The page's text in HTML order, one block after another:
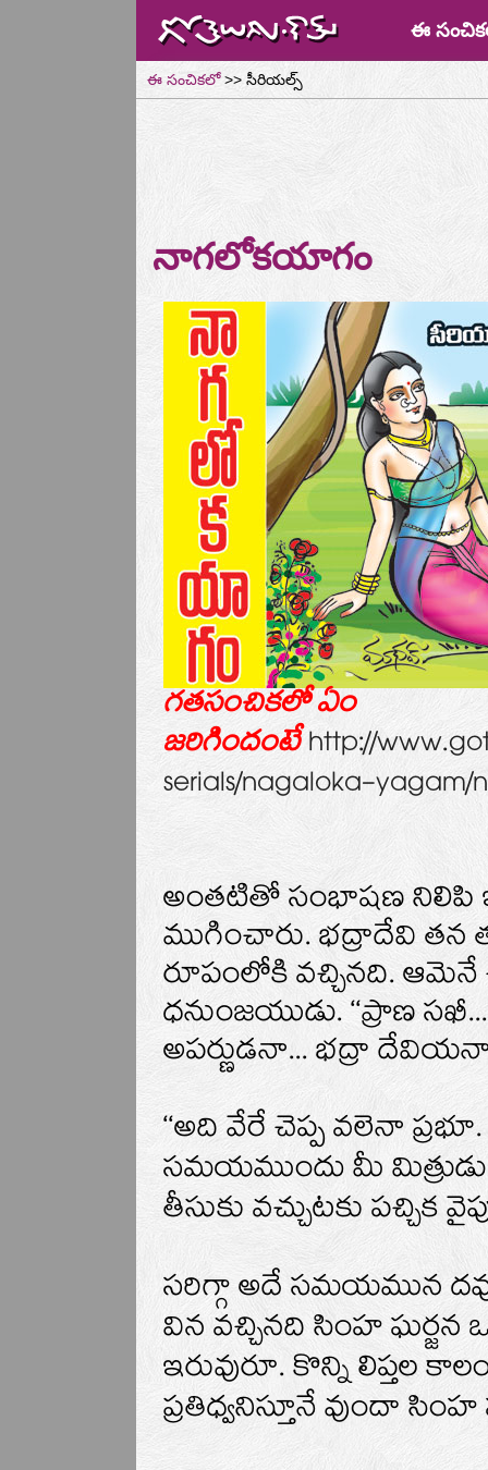
ఈ
ఈ సంచికలో>> సీరియల్స్
నాగలోకయాగం
గతసంచికలో ఏం
జరిగిందంటేhttp://
serials/nagaloka-
అంతటితో సంభాషణ నిలిపి
ముగించారు. భద్రాదేవి తన
రూపంలోకి వచ్చినది.
ధనుంజయుడు. ‘‘ప్రాణ
అపర్ణుడనా... భద్రా
‘‘అది వేరే చెప్ప వలెనా
సమయముందు మీ మిత్రుడు
తీసుకు వచ్చుటకు పచ్చిక
సరిగ్గా అదే సమయమున
విన వచ్చినది సింహ ఘర్జన
ఇరువురూ. కొన్ని లిప్తల
ప్రతిధ్వనిస్తూనే వుందా సింహ